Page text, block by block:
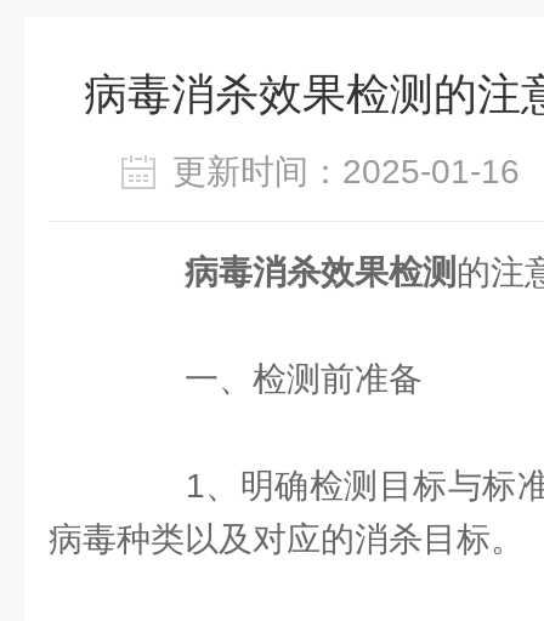
病毒消杀效果检测的注
更新时间：2025-01-
病毒消杀效果检测 的注
一、检测前准备
1、明确检测目标与标准
病毒种类以及对应的消杀目标。